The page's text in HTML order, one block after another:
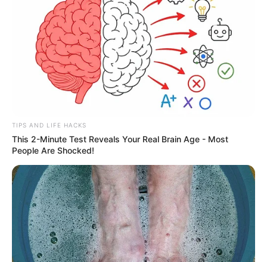
TIPS AND LIFE HACKS
This 2-Minute Test Reveals Your Real Brain Age - Most
People Are Shocked!